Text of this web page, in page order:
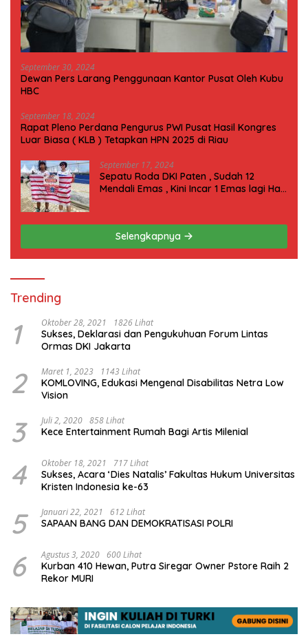
September 30, 2024
Dewan Pers Larang Penggunaan Kantor Pusat Oleh Kubu
HBC
September 18, 2024
Rapat Pleno Perdana Pengurus PWI Pusat Hasil Kongres
Luar Biasa ( KLB ) Tetapkan HPN 2025 di Riau
September 17, 2024
Sepatu Roda DKI Paten , Sudah 12
Mendali Emas , Kini Incar 1 Emas lagi Hari
Selengkapnya
Trending
1 Oktober 28, 2021 1826 Lihat
Sukses, Deklarasi dan Pengukuhuan Forum Lintas
Ormas DKI Jakarta
2 Maret 1, 2023 1143 Lihat
KOMLOVING, Edukasi Mengenal Disabilitas Netra Low
Vision
3 Juli 2, 2020 858 Lihat
Kece Entertainment Rumah Bagi Artis Milenial
4 Oktober 18, 2021 717 Lihat
Sukses, Acara ‘Dies Natalis’ Fakultas Hukum Universitas
Kristen Indonesia ke-63
5 Januari 22, 2021 612 Lihat
SAPAAN BANG DAN DEMOKRATISASI POLRI
6 Agustus 3, 2020 600 Lihat
Kurban 410 Hewan, Putra Siregar Owner Pstore Raih 2
Rekor MURI